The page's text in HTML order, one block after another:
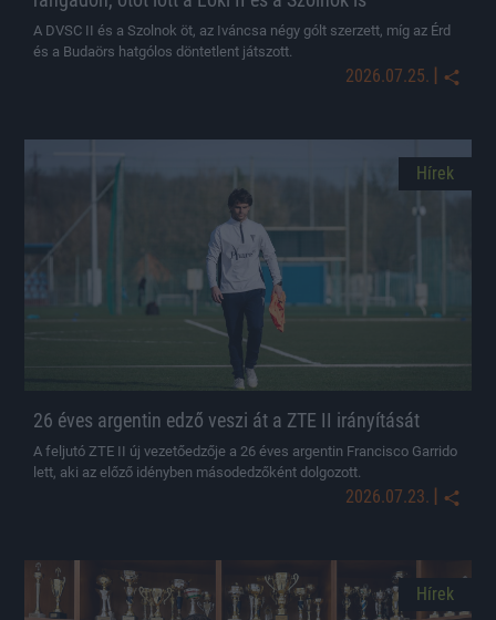
A DVSC II és a Szolnok öt, az Iváncsa négy gólt szerzett, míg az Érd
és a Budaörs hatgólos döntetlent játszott.
2026.07.25. |
Hírek
26 éves argentin edző veszi át a ZTE II irányítását
A feljutó ZTE II új vezetőedzője a 26 éves argentin Francisco Garrido
lett, aki az előző idényben másodedzőként dolgozott.
2026.07.23. |
Hírek